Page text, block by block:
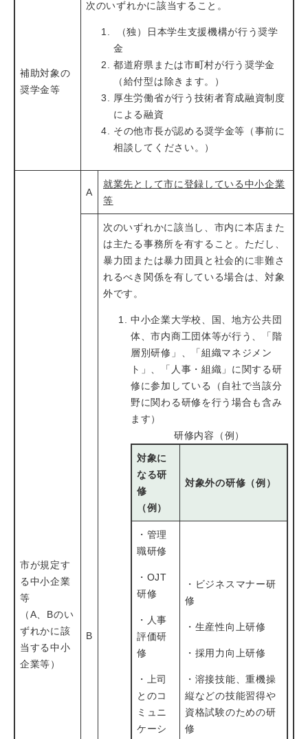
補助対象の
奨学金等
次のいずれかに該当すること。
（独）日本学生支援機構が行う奨学
金
都道府県または市町村が行う奨学金
（給付型は除きます。）
厚生労働省が行う技術者育成融資制度
による融資
その他市長が認める奨学金等（事前に
相談してください。）
市が規定す
る中小企業
等
（A、Bのい
ずれかに該
当する中小
企業等）
A
就業先として市に登録している中小企業
等
B
次のいずれかに該当し、市内に本店また
は主たる事務所を有すること。ただし、
暴力団または暴力団員と社会的に非難さ
れるべき関係を有している場合は、対象
外です。
中小企業大学校、国、地方公共団
体、市内商工団体等が行う、「階
層別研修」、「組織マネジメン
ト」、「人事・組織」に関する研
修に参加している（自社で当該分
野に関わる研修を行う場合も含み
ます）
研修内容（例）
対象に
なる研
修
（例）
対象外の研修（例）
・管理
職研修
・OJT
研修
・人事
評価研
修
・上司
とのコ
ミュニ
ケーシ
・ビジネスマナー研
修
・生産性向上研修
・採用力向上研修
・溶接技能、重機操
縦などの技能習得や
資格試験のための研
修